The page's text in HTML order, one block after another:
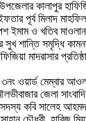
উপজেলার কালাপুর
পূর্ব মিলাদ
ইমাম ও খতিব
সুখ শান্তি সমৃদ্ধি
মাদরাসার
ওয়ার্ড মেম্বার
জেলা
কবি সালেহ আহমদ